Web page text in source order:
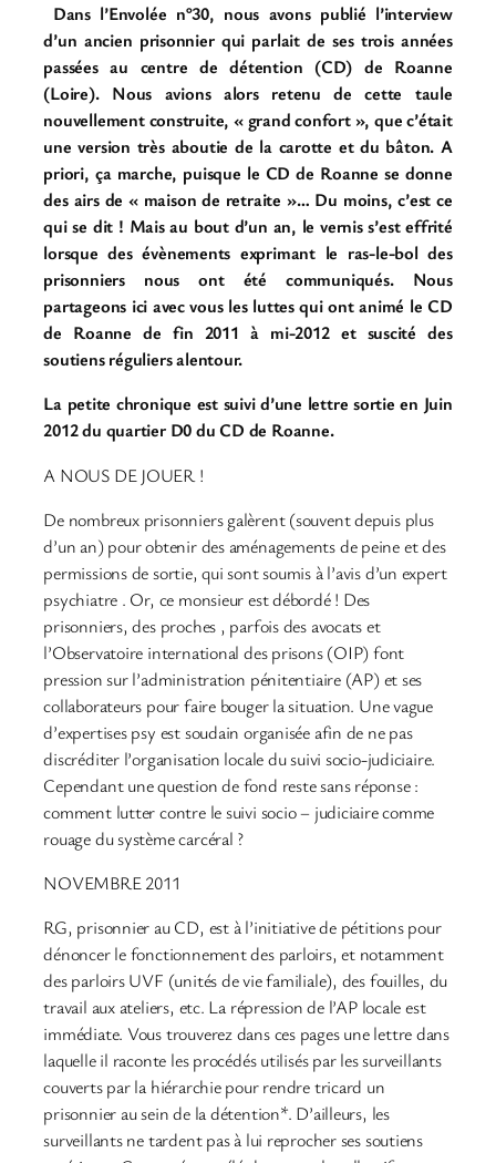
Dans l’Envolée n°30, nous avons publié l’interview
d’un ancien prisonnier qui parlait de ses trois années
passées au centre de détention (CD) de Roanne
(Loire). Nous avions alors retenu de cette taule
nouvellement construite, « grand confort », que c’était
une version très aboutie de la carotte et du bâton. A
priori, ça marche, puisque le CD de Roanne se donne
des airs de « maison de retraite »… Du moins, c’est ce
qui se dit ! Mais au bout d’un an, le vernis s’est effrité
lorsque des évènements exprimant le ras-le-bol des
prisonniers nous ont été communiqués. Nous
partageons ici avec vous les luttes qui ont animé le CD
de Roanne de fin 2011 à mi-2012 et suscité des
soutiens réguliers alentour.
La petite chronique est suivi d’une lettre sortie en Juin
2012 du quartier D0 du CD de Roanne.
A NOUS DE JOUER !
De nombreux prisonniers galèrent (souvent depuis plus
d’un an) pour obtenir des aménagements de peine et des
permissions de sortie, qui sont soumis à l’avis d’un expert
psychiatre . Or, ce monsieur est débordé ! Des
prisonniers, des proches , parfois des avocats et
l’Observatoire international des prisons (OIP) font
pression sur l’administration pénitentiaire (AP) et ses
collaborateurs pour faire bouger la situation. Une vague
d’expertises psy est soudain organisée afin de ne pas
discréditer l’organisation locale du suivi socio-judiciaire.
Cependant une question de fond reste sans réponse :
comment lutter contre le suivi socio – judiciaire comme
rouage du système carcéral ?
NOVEMBRE 2011
RG, prisonnier au CD, est à l’initiative de pétitions pour
dénoncer le fonctionnement des parloirs, et notamment
des parloirs UVF (unités de vie familiale), des fouilles, du
travail aux ateliers, etc. La répression de l’AP locale est
immédiate. Vous trouverez dans ces pages une lettre dans
laquelle il raconte les procédés utilisés par les surveillants
couverts par la hiérarchie pour rendre tricard un
prisonnier au sein de la détention*. D’ailleurs, les
surveillants ne tardent pas à lui reprocher ses soutiens